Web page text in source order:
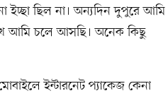
ইচ্ছা ছিল না। অন্যদিন দুপুরে আমি
আমি চলে আসছি। অনেক কিছু
ইন্টারনেট প্যাকেজ কেনা